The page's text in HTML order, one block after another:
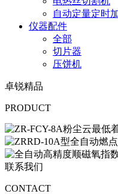
自动定量定时
仪器配件
全部
切片器
压饼机
卓锐精品
PRODUCT
联系我们
CONTACT